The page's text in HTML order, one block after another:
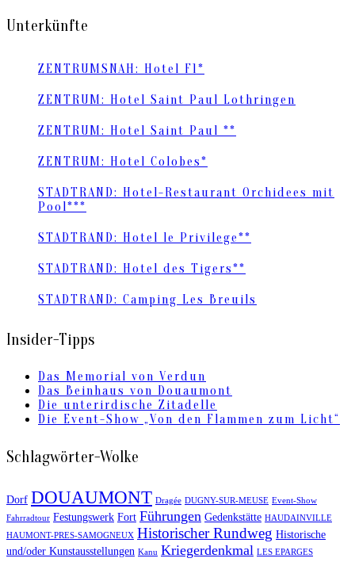
Unterkünfte
ZENTRUMSNAH: Hotel F1*
ZENTRUM: Hotel Saint Paul Lothringen
ZENTRUM: Hotel Saint Paul **
ZENTRUM: Hotel Colobes*
STADTRAND: Hotel-Restaurant Orchidees mit
Pool***
STADTRAND: Hotel le Privilege**
STADTRAND: Hotel des Tigers**
STADTRAND: Camping Les Breuils
Insider-Tipps
Das Memorial von Verdun
Das Beinhaus von Douaumont
Die unterirdische Zitadelle
Die Event-Show „Von den Flammen zum Licht“
Schlagwörter-Wolke
Dorf DOUAUMONT Dragée DUGNY-SUR-MEUSE Event-Show
Fahrradtour Festungswerk Fort Führungen Gedenkstätte HAUDAINVILLE
HAUMONT-PRES-SAMOGNEUX Historischer Rundweg Historische
und/oder Kunstausstellungen Kanu Kriegerdenkmal LES EPARGES